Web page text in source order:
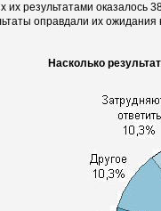
их результатами
оправдали их
Насколько